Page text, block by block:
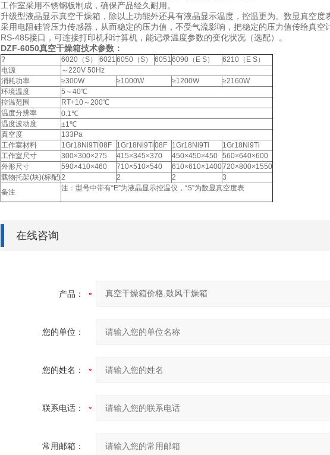
工作室采用不锈钢板制成，确保产品经久耐用。
升级型液晶显示真空干燥箱，除以上功能外还具有液晶显示温度，控温更为。数显真空
采用电阻硅管压力传感器，从而稳定的压力值，不受气流影响，把稳定的压力值传给真
RS-485接口，可连接打印机和计算机，能记录温度参数的变化状况（选配）。
DZF-6050真空干燥箱技术参数：
? 6020（S） 60216050（S） 60516090（E S）
6210（E S）
电源
～220V 50Hz
消耗功率
≥300W ≥1000W ≥1200W
≥2160W
环境温度
5～40℃
控温范围
RT+10～200℃
温度分辨率
0.1℃
温度波动度
±1℃
真空度
133Pa
工作室材料
1Gr18Ni9Ti08F 1Gr18Ni9Ti08F 1Gr18Ni9Ti
1Gr18Ni9Ti
工作室尺寸
300×300×275 415×345×370 450×450×450 560×640×600
外形尺寸
590×410×460 710×510×540 610×610×1400720×800×1550
载物托架(块)(标配)2 2 2
3
备注
注：型号中带有“E”为液晶显示控温仪，“S”为数显真空度表
在线咨询
产品：
您的单位：
您的姓名：
联系电话：
常用邮箱：